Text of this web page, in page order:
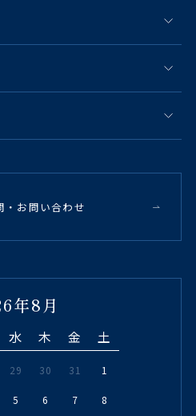
・お問い合わせ
年8月
水 木 金 土
29 30 31 1
5 6 7 8